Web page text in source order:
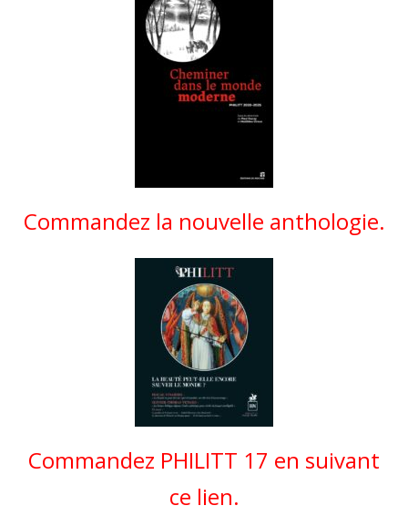
Commandez la nouvelle anthologie.
Commandez PHILITT 17 en suivant
ce lien.